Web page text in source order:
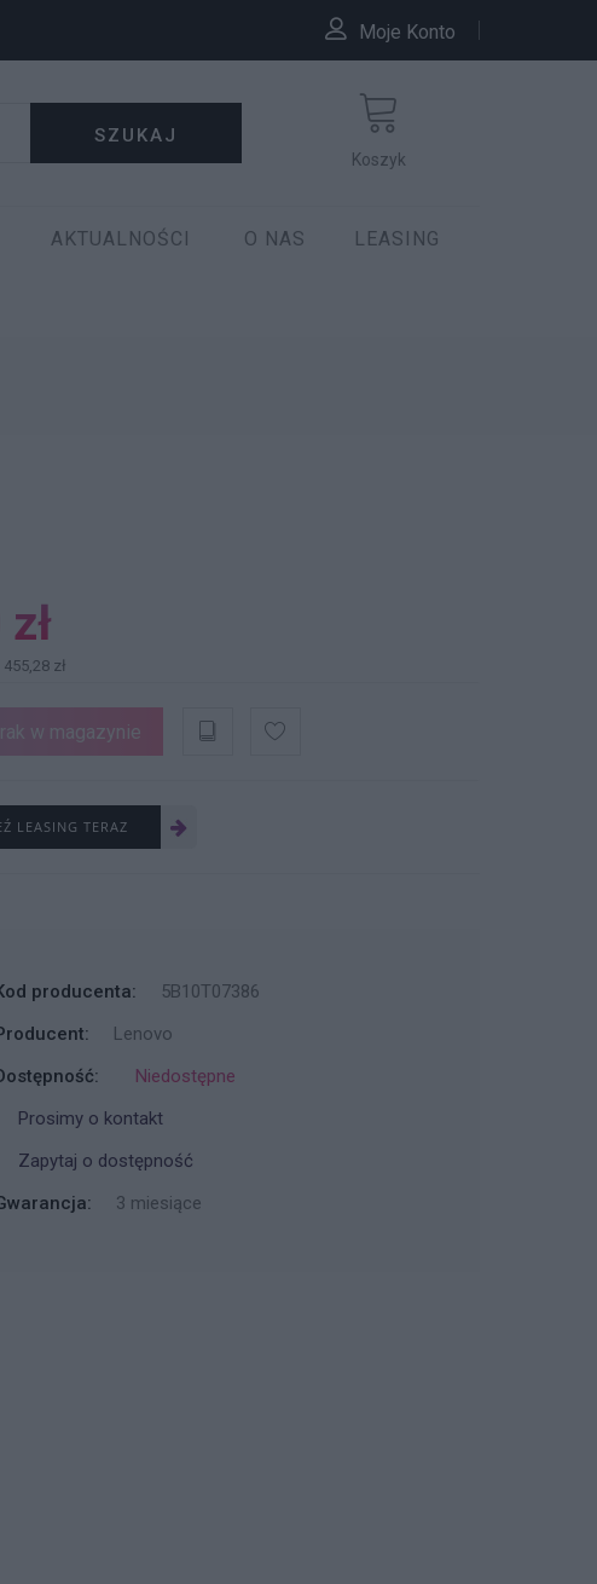
Moje Konto
SZUKAJ
Koszyk
AKTUALNOŚCI O NAS LEASING
zł
w magazynie
LEASING TERAZ
producenta:
5B10T07386
Lenovo
Niedostępne
Prosimy o kontakt
Zapytaj o dostępność
3 miesiące